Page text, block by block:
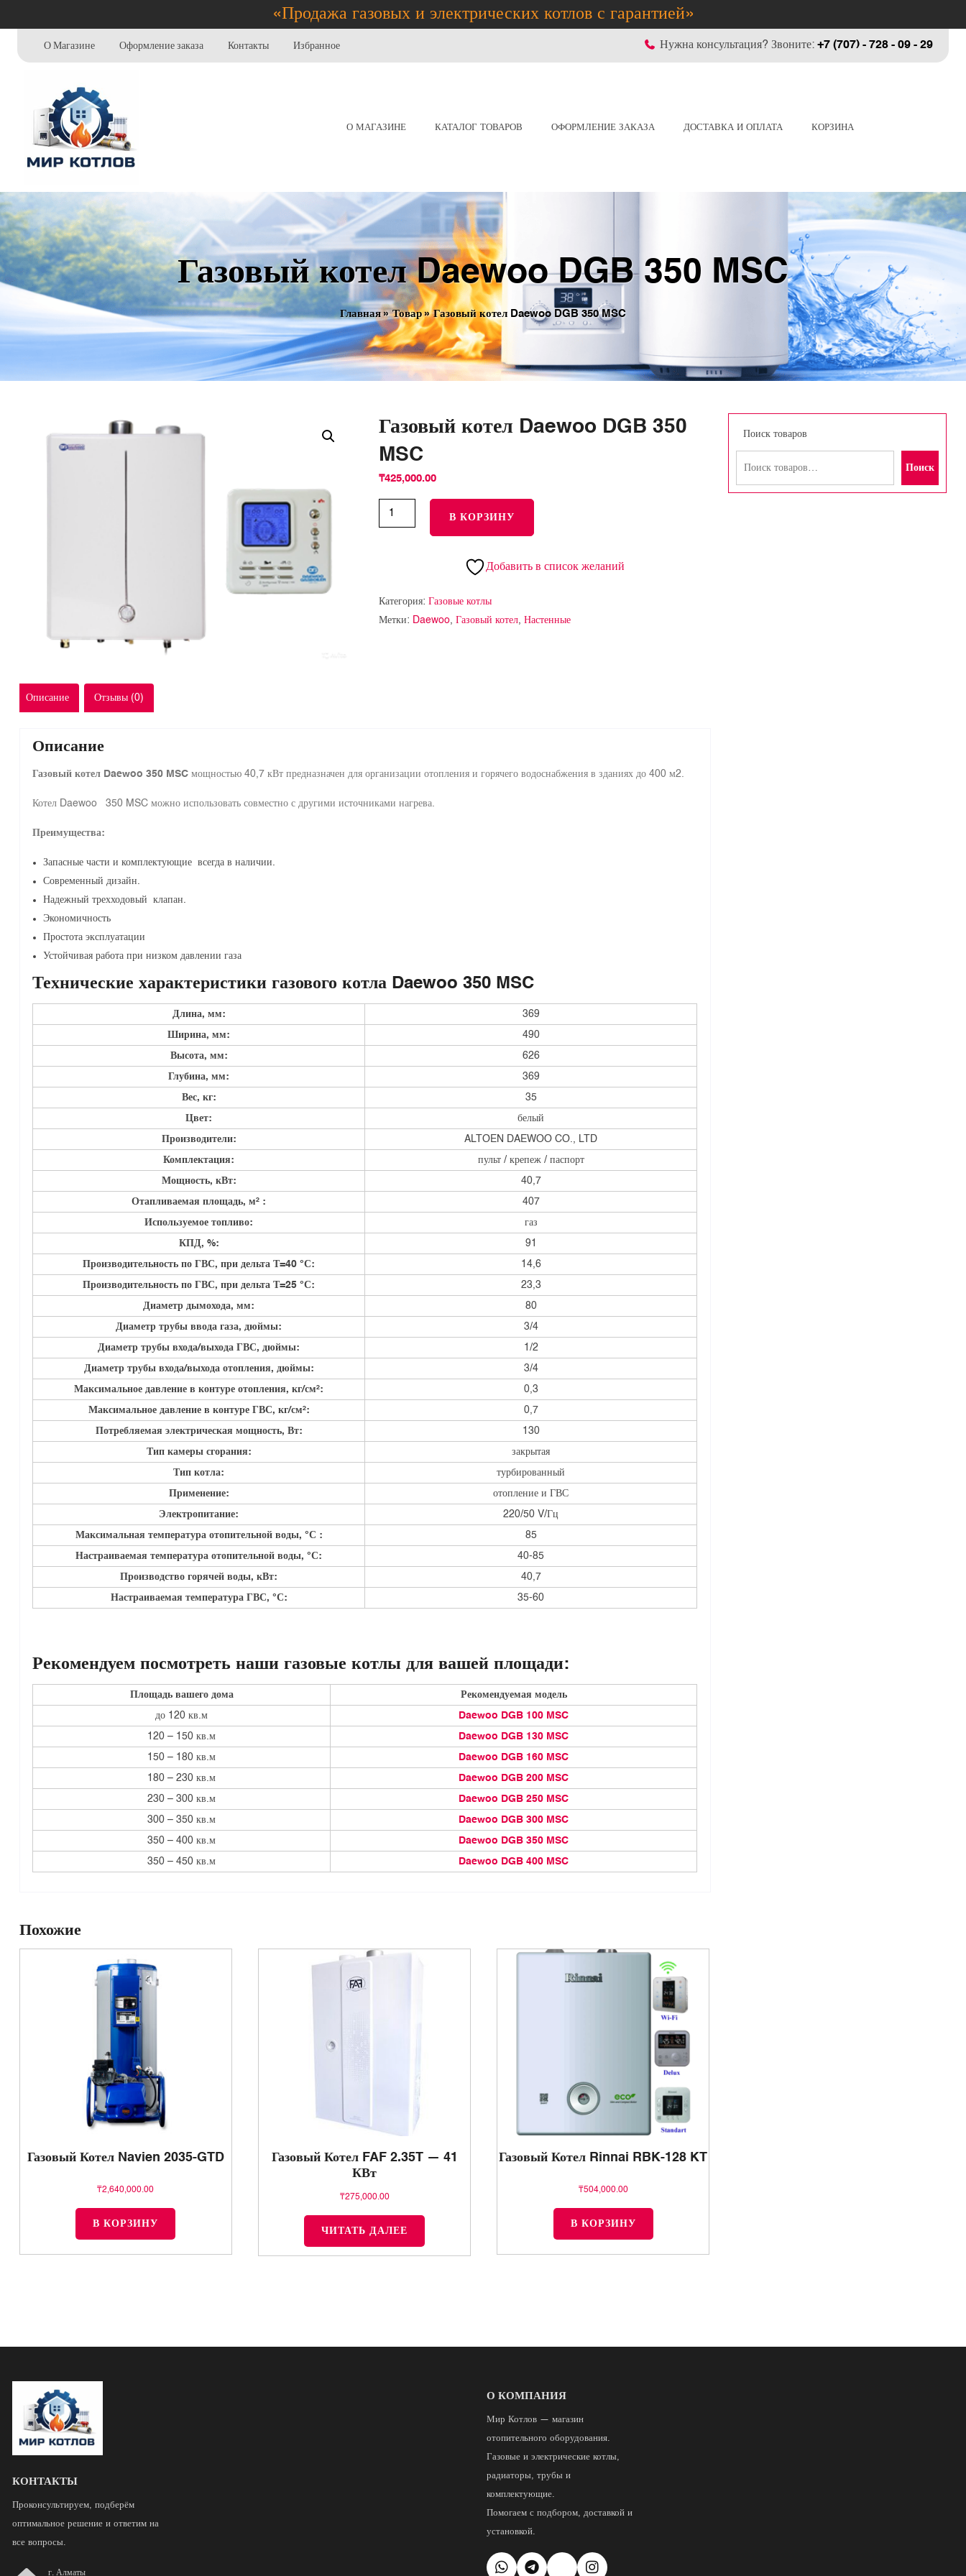
«Продажа газовых и электрических котлов с гарантией»
О Магазине Оформление заказа Контакты Избранное Нужна консультация? Звоните: +7 (707) - 728 - 09 - 29
О МАГАЗИНЕ КАТАЛОГ ТОВАРОВ ОФОРМЛЕНИЕ ЗАКАЗА ДОСТАВКА И ОПЛАТА КОРЗИНА
Газовый котел Daewoo DGB 350 MSC
Главная»Товар»Газовый котел Daewoo DGB 350 MSC
Газовый котел Daewoo DGB 350
MSC
₸425,000.00
В КОРЗИНУ
Добавить в список желаний
Категория: Газовые котлы
Метки: Daewoo, Газовый котел, Настенные
Описание Отзывы (0)
Описание
Газовый котел Daewoo 350 MSC мощностью 40,7 кВт предназначен для организации отопления и горячего водоснабжения в зданиях до 400 м2.
Котел Daewoo 350 MSC можно использовать совместно с другими источниками нагрева.
Преимущества:
Запасные части и комплектующие всегда в наличии.
Современный дизайн.
Надежный трехходовый клапан.
Экономичность
Простота эксплуатации
Устойчивая работа при низком давлении газа
Технические характеристики газового котла Daewoo 350 MSC
Длина, мм: 369
Ширина, мм: 490
Высота, мм: 626
Глубина, мм: 369
Вес, кг: 35
Цвет: белый
Производители: ALTOEN DAEWOO CO., LTD
Комплектация: пульт / крепеж / паспорт
Мощность, кВт: 40,7
Отапливаемая площадь, м² : 407
Используемое топливо: газ
КПД, %: 91
Производительность по ГВС, при дельта Т=40 °С: 14,6
Производительность по ГВС, при дельта Т=25 °С: 23,3
Диаметр дымохода, мм: 80
Диаметр трубы ввода газа, дюймы: 3/4
Диаметр трубы входа/выхода ГВС, дюймы: 1/2
Диаметр трубы входа/выхода отопления, дюймы: 3/4
Максимальное давление в контуре отопления, кг/см²: 0,3
Максимальное давление в контуре ГВС, кг/см²: 0,7
Потребляемая электрическая мощность, Вт: 130
Тип камеры сгорания: закрытая
Тип котла: турбированный
Применение: отопление и ГВС
Электропитание: 220/50 V/Гц
Максимальная температура отопительной воды, °С : 85
Настраиваемая температура отопительной воды, °С: 40-85
Производство горячей воды, кВт: 40,7
Настраиваемая температура ГВС, °С: 35-60
Рекомендуем посмотреть наши газовые котлы для вашей площади:
Площадь вашего дома Рекомендуемая модель
до 120 кв.м Daewoo DGB 100 MSC
120 – 150 кв.м Daewoo DGB 130 MSC
150 – 180 кв.м Daewoo DGB 160 MSC
180 – 230 кв.м Daewoo DGB 200 MSC
230 – 300 кв.м Daewoo DGB 250 MSC
300 – 350 кв.м Daewoo DGB 300 MSC
350 – 400 кв.м Daewoo DGB 350 MSC
350 – 450 кв.м Daewoo DGB 400 MSC
Похожие
Газовый Котел Navien 2035-GTD
₸2,640,000.00
В КОРЗИНУ
Газовый Котел FAF 2.35T — 41
КВт
₸275,000.00
ЧИТАТЬ ДАЛЕЕ
Газовый Котел Rinnai RBK-128 KT
₸504,000.00
В КОРЗИНУ
Поиск товаров
Поиск
КОНТАКТЫ
Проконсультируем, подберём
оптимальное решение и ответим на
все вопросы.
г. Алматы
О КОМПАНИЯ
Мир Котлов — магазин
отопительного оборудования.
Газовые и электрические котлы,
радиаторы, трубы и
комплектующие.
Помогаем с подбором, доставкой и
установкой.